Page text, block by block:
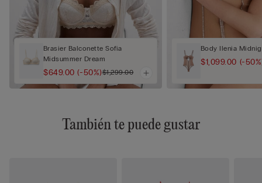
Brasier Balconette Sofia
Midsummer Dream
$649.00(-50%)$1,299.00
Body Ilenia
$1,099.00 (-
También te puede gustar